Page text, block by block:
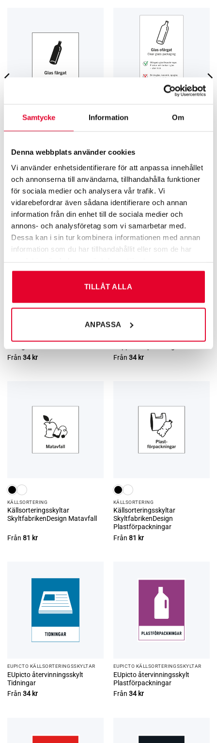
Samtycke Information Om
Denna webbplats använder cookies
Vi använder enhetsidentifierare för att anpassa innehållet
och annonserna till användarna, tillhandahålla funktioner
för sociala medier och analysera vår trafik. Vi
vidarebefordrar även sådana identifierare och annan
information från din enhet till de sociala medier och
annons- och analysföretag som vi samarbetar med.
Dessa kan i sin tur kombinera informationen med annan
information som du har tillhandahållit eller som de har
TILLÅT ALLA
ANPASSA
Från kr 53kr
Relaterade produkter
EUpicto återvinningsskylt
Från 34 kr
EUPICTO KÄLLSORTERINGSSKYLTAR
Från 34 kr
KÄLL­SORTERING
Källsorteringsskyltar
SkyltfabrikenDesign Matavfall
Från 81 kr
KÄLL­SORTERING
Källsorteringsskyltar
SkyltfabrikenDesign
Plastförpackningar
Från 81 kr
EUPICTO KÄLLSORTERINGSSKYLTAR
EUpicto återvinningsskylt
Tidningar
Från 34 kr
EUPICTO KÄLLSORTERINGSSKYLTAR
EUpicto återvinningsskylt
Plastförpackningar
Från 34 kr